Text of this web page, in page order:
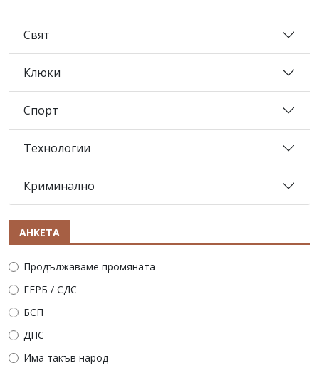
Свят
Клюки
Спорт
Технологии
Криминално
АНКЕТА
Продължаваме промяната
ГЕРБ / СДС
БСП
ДПС
Има такъв народ